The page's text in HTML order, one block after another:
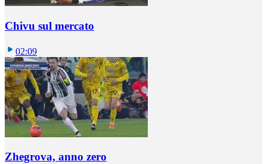
Chivu sul mercato
02:09
Zhegrova, anno zero